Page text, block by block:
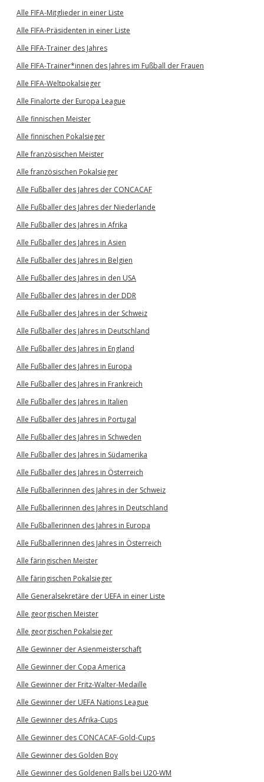
Alle FIFA-Mitglieder in einer Liste
Alle FIFA-Präsidenten in einer Liste
Alle FIFA-Trainer des Jahres
Alle FIFA-Trainer*innen des Jahres im Fußball der Frauen
Alle FIFA-Weltpokalsieger
Alle Finalorte der Europa League
Alle finnischen Meister
Alle finnischen Pokalsieger
Alle französischen Meister
Alle französischen Pokalsieger
Alle Fußballer des Jahres der CONCACAF
Alle Fußballer des Jahres der Niederlande
Alle Fußballer des Jahres in Afrika
Alle Fußballer des Jahres in Asien
Alle Fußballer des Jahres in Belgien
Alle Fußballer des Jahres in den USA
Alle Fußballer des Jahres in der DDR
Alle Fußballer des Jahres in der Schweiz
Alle Fußballer des Jahres in Deutschland
Alle Fußballer des Jahres in England
Alle Fußballer des Jahres in Europa
Alle Fußballer des Jahres in Frankreich
Alle Fußballer des Jahres in Italien
Alle Fußballer des Jahres in Portugal
Alle Fußballer des Jahres in Schweden
Alle Fußballer des Jahres in Südamerika
Alle Fußballer des Jahres in Österreich
Alle Fußballerinnen des Jahres in der Schweiz
Alle Fußballerinnen des Jahres in Deutschland
Alle Fußballerinnen des Jahres in Europa
Alle Fußballerinnen des Jahres in Österreich
Alle färingischen Meister
Alle färingischen Pokalsieger
Alle Generalsekretäre der UEFA in einer Liste
Alle georgischen Meister
Alle georgischen Pokalsieger
Alle Gewinner der Asienmeisterschaft
Alle Gewinner der Copa America
Alle Gewinner der Fritz-Walter-Medaille
Alle Gewinner der UEFA Nations League
Alle Gewinner des Afrika-Cups
Alle Gewinner des CONCACAF-Gold-Cups
Alle Gewinner des Golden Boy
Alle Gewinner des Goldenen Balls bei U20-WM